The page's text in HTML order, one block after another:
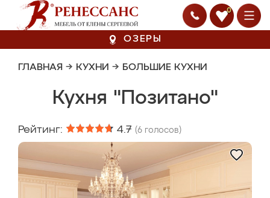
0
ОЗЕРЫ
ГЛАВНАЯ → КУХНИ → БОЛЬШИЕ КУХНИ
Кухня "Позитано"
Рейтинг: 4.7 (6 голосов)